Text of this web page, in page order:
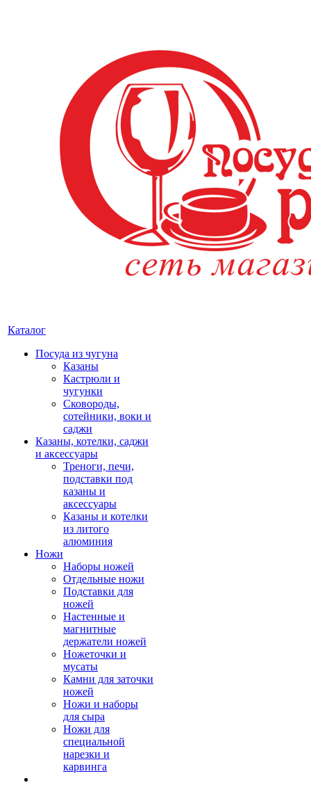
Каталог
Посуда из чугуна
Казаны
Кастрюли и
чугунки
Сковороды,
сотейники, воки и
саджи
Казаны, котелки, саджи
и аксессуары
Треноги, печи,
подставки под
казаны и
аксессуары
Казаны и котелки
из литого
алюминия
Ножи
Наборы ножей
Отдельные ножи
Подставки для
ножей
Настенные и
магнитные
держатели ножей
Ножеточки и
мусаты
Камни для заточки
ножей
Ножи и наборы
для сыра
Ножи для
специальной
нарезки и
карвинга